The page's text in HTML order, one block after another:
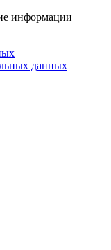
информации
данных